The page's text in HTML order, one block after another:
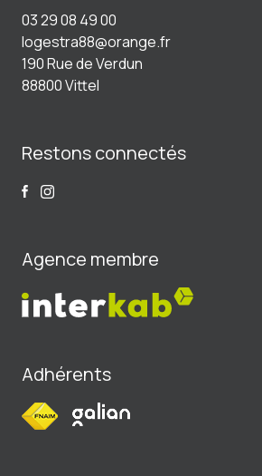
03 29 08 49 00
logestra88@orange.fr
190 Rue de Verdun
88800 Vittel
Restons connectés
Agence membre
Adhérents